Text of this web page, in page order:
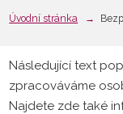
Úvodní stránka
Následující text
zpracováváme
Najdete zde také